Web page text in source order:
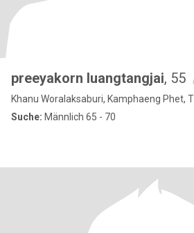
preeyakorn luangtangjai, 55
Khanu Woralaksaburi, Kamphaeng Phet,
Suche: Männlich 65 - 70